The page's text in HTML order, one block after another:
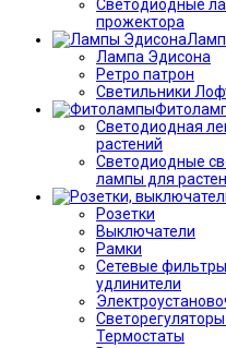
Светодиодные
прожектора
Лампа Эдисона
Ретро патрон
Светильники
Светодиодная
растений
Светодиодные
лампы для
Розетки
Выключатели
Рамки
Сетевые
удлинители
Светорегуляторы
Термостаты